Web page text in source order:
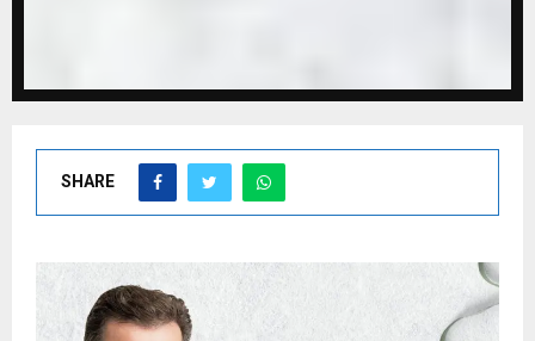
SHARE